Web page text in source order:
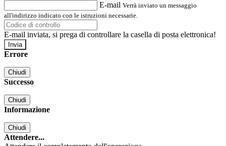
E-mail Verrà inviato un messaggio
all'indirizzo indicato con le istruzioni necessarie.
E-mail inviata, si prega di controllare la casella di posta elettronica!
Errore
Chiudi
Successo
Chiudi
Informazione
Chiudi
Attendere...